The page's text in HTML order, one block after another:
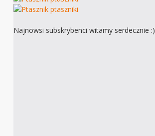
Najnowsi subskrybenci witamy serdecznie :)